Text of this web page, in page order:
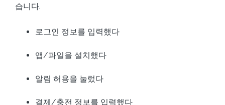
습니다.
로그인 정보를 입력했다
앱/파일을 설치했다
알림 허용을 눌렀다
결제/충전 정보를 입력했다